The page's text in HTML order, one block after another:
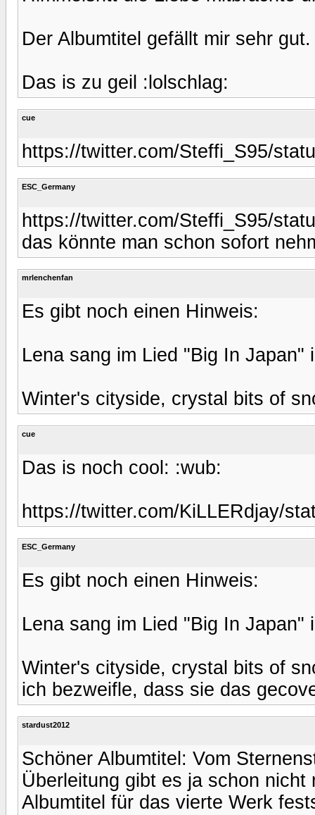
Der Albumtitel gefällt mir sehr gut.
Das is zu geil :lolschlag:
cue
https://twitter.com/Steffi_S95/
ESC_Germany
https://twitter.com/Steffi_S95/
das könnte man schon sofort
mrlenchenfan
Es gibt noch einen Hinweis:
Lena sang im Lied "Big In Japan"
Winter's cityside, crystal bits of
cue
Das is noch cool: :wub:
https://twitter.com/KiLLERdjay/
ESC_Germany
Es gibt noch einen Hinweis:
Lena sang im Lied "Big In Japan"
Winter's cityside, crystal bits of
ich bezweifle, dass sie das
stardust2012
Schöner Albumtitel: Vom
Überleitung gibt es ja schon
Albumtitel für das vierte Werk